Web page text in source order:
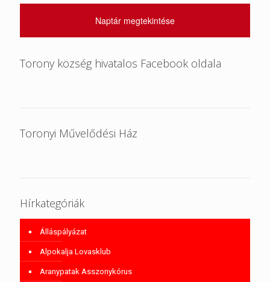
Naptár megtekintése
Torony község hivatalos Facebook oldala
Toronyi Művelődési Ház
Hírkategóriák
Álláspályázat
Alpokalja Lovasklub
Aranypatak Asszonykórus